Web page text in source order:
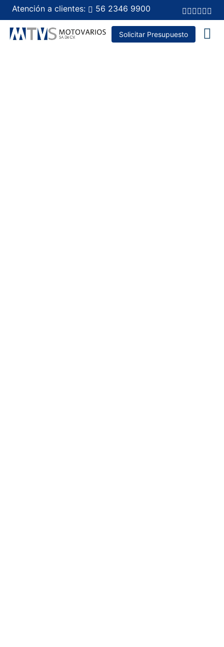
Atención a clientes: 56 2346 9900
Solicitar Presupuesto